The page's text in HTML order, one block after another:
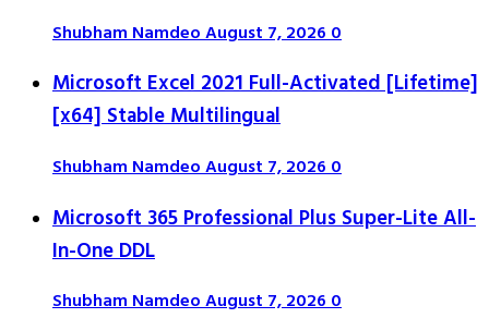
Shubham NamdeoAugust 7, 20260
Microsoft Excel 2021 Full-Activated [Lifetime]
[x64] Stable Multilingual
Shubham NamdeoAugust 7, 20260
Microsoft 365 Professional Plus Super-Lite All-
In-One DDL
Shubham NamdeoAugust 7, 20260